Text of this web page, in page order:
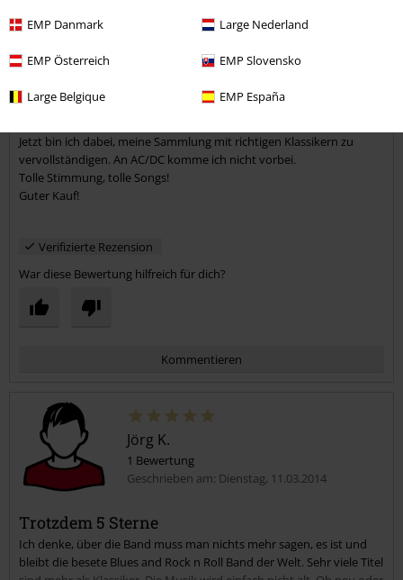
EMP Danmark Large Nederland
EMP Österreich EMP Slovensko
Large Belgique EMP España
Geschrieben am: Sonntag, 16.11.2014
Klassiker ohne Ende
Jetzt bin ich dabei, meine Sammlung mit richtigen Klassikern zu
vervollständigen. An AC/DC komme ich nicht vorbei.
Tolle Stimmung, tolle Songs!
Guter Kauf!
Verifizierte Rezension
War diese Bewertung hilfreich für dich?
Kommentieren
Kommentar jetzt abschicken!
Jörg K.
1 Bewertung
Geschrieben am: Dienstag, 11.03.2014
Trotzdem 5 Sterne
Ich denke, über die Band muss man nichts mehr sagen, es ist und
bleibt die besete Blues and Rock n Roll Band der Welt. Sehr viele Titel